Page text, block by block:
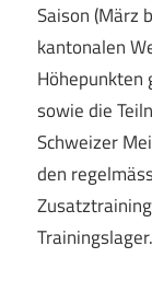
Saison (März
kantonalen
Höhepunkten
sowie die
Schweizer
den
Trainingslager.